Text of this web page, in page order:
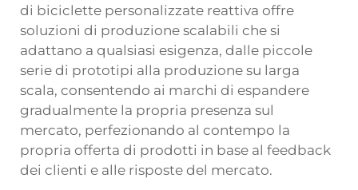
di biciclette personalizzate reattiva offre
soluzioni di produzione scalabili che si
adattano a qualsiasi esigenza, dalle piccole
serie di prototipi alla produzione su larga
scala, consentendo ai marchi di espandere
gradualmente la propria presenza sul
mercato, perfezionando al contempo la
propria offerta di prodotti in base al feedback
dei clienti e alle risposte del mercato.